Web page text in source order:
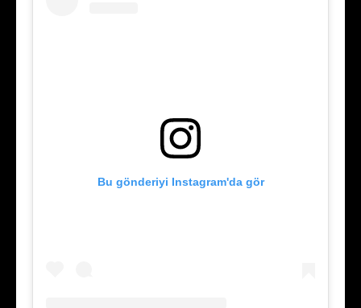
Bu gönderiyi Instagram'da gör